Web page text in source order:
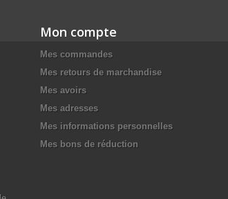
Mon compte
Mes commandes
Mes retours de marchandise
Mes avoirs
Mes adresses
Mes informations personnelles
Mes bons de réduction